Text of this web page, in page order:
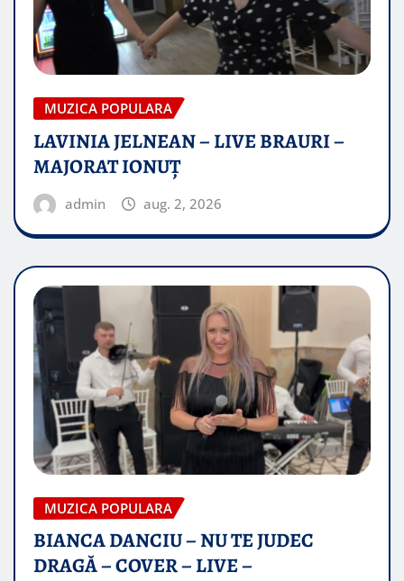
MUZICA POPULARA
LAVINIA JELNEAN – LIVE BRAURI –
MAJORAT IONUŢ
admin aug. 2, 2026
MUZICA POPULARA
BIANCA DANCIU – NU TE JUDEC
DRAGĂ – COVER – LIVE –